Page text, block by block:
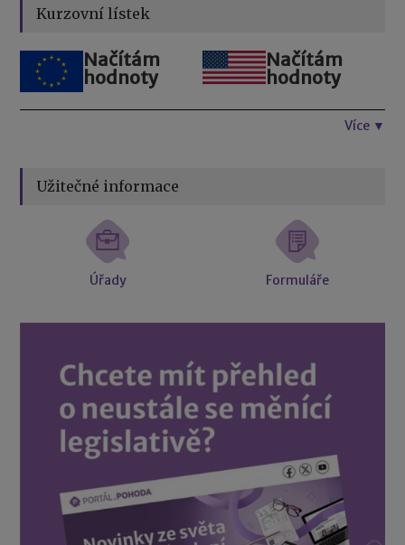
Kurzovní lístek
Načítám
hodnoty
Načítám
hodnoty
Více ▼
Užitečné informace
Úřady Formuláře